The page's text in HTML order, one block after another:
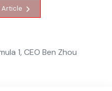
Article
1, CEO Ben Zhou